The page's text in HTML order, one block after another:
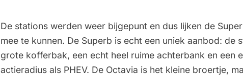
De stations werden weer bijgepunt en dus lijken de
mee te kunnen. De Superb is echt een uniek aanbod: de
grote kofferbak, een echt heel ruime achterbank en een
actieradius als PHEV. De Octavia is het kleine broertje,